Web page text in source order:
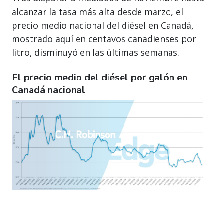
alcanzar la tasa más alta desde marzo, el
precio medio nacional del diésel en Canadá,
mostrado aquí en centavos canadienses por
litro, disminuyó en las últimas semanas.
El precio medio del diésel por galón en
Canadá nacional